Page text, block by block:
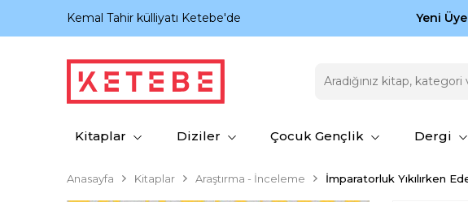
Kemal Tahir külliyatı Ketebe'de Zamansız
Yeni
Kitaplar Diziler Çocuk Gençlik Dergi
Anasayfa Kitaplar Araştırma - İnceleme İmparatorluk Yıkılırken